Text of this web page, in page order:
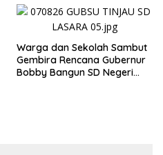
Warga dan Sekolah Sambut
Gembira Rencana Gubernur
Bobby Bangun SD Negeri